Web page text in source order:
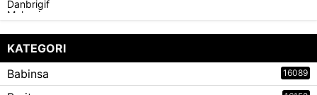
KATEGORI
Babinsa
16089